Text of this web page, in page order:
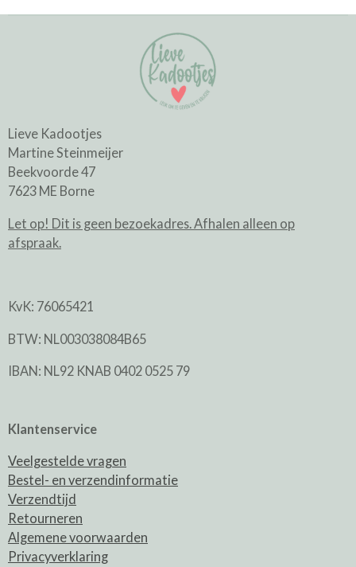
Lieve Kadootjes
Martine Steinmeijer
Beekvoorde 47
7623 ME Borne
Let op! Dit is geen bezoekadres. Afhalen alleen op
afspraak.
KvK: 76065421
BTW: NL003038084B65
IBAN: NL92 KNAB 0402 0525 79
Klantenservice
Veelgestelde vragen
Bestel- en verzendinformatie
Verzendtijd
Retourneren
Algemene voorwaarden
Privacyverklaring